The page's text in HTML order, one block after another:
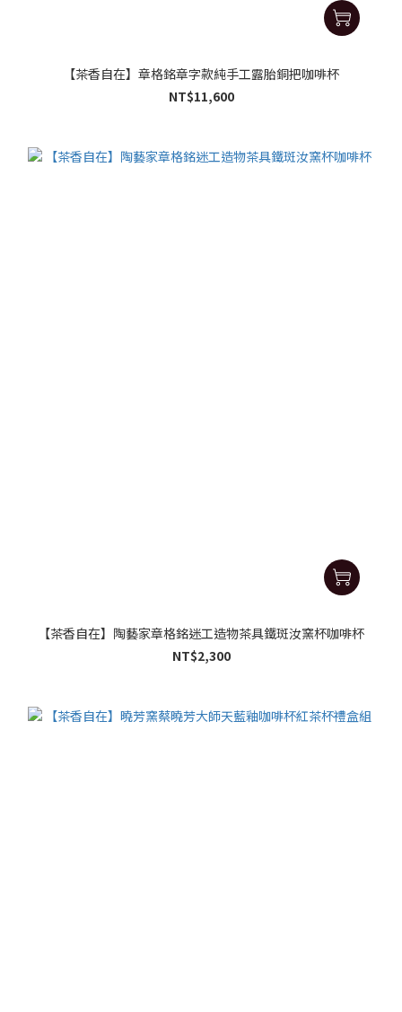
【茶香自在】章格銘章字款純手工露胎銅把咖啡杯
NT$11,600
【茶香自在】陶藝家章格銘迷工造物茶具鐵斑汝窯杯咖啡杯
NT$2,300